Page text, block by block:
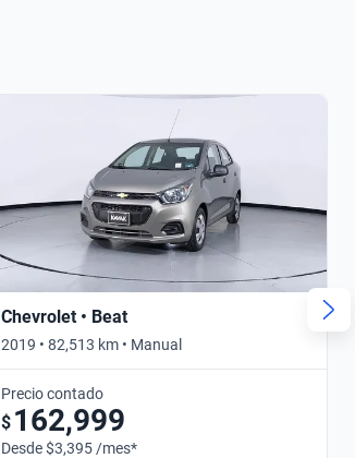
Chevrolet • Beat
2019 • 82,513 km • Manual
Precio contado
$ 162,999
Desde $3,395 /mes*